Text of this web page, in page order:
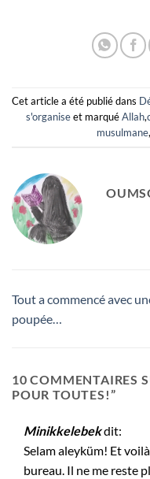
Cet article a été publié dans
s'organiseet marquéAllah,
musulmane,
Tout a commencé avec
poupée…
10 COMMENTAIRES
POUR TOUTES!”
Minikkelebekdit:
Selam aleyküm! Et
bureau. Il ne me reste